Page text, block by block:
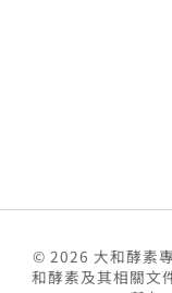
© 2026 大和酵素
和酵素及其相關文